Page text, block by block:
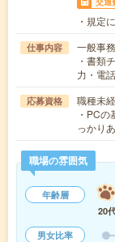
・規定
仕事内容
一般事務
・書類
力・電
応募資格
職種未
・PC
っかり
職場の雰囲気
年齢層
20
男女比率